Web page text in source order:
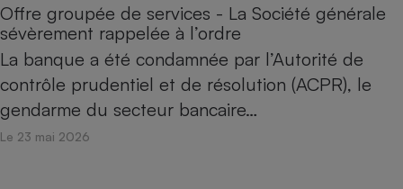
Offre groupée de services - La Société générale
sévèrement rappelée à l’ordre
La banque a été condamnée par l’Autorité de
contrôle prudentiel et de résolution (ACPR), le
gendarme du secteur bancaire…
Le 23 mai 2026